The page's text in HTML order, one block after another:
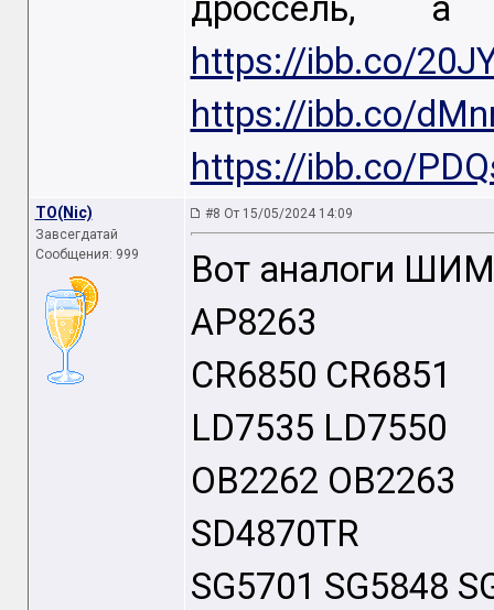
дроссель, а
https://ibb.co/
https://ibb.co/
https://ibb.co/
TO(Nic)
Завсегдатай
Сообщения: 999
#8 От 15/05/2024 14:09
Вот аналоги ШИМ
AP8263
CR6850 CR6851
LD7535 LD7550
OB2262 OB2263
SD4870TR
SG5701 SG5848